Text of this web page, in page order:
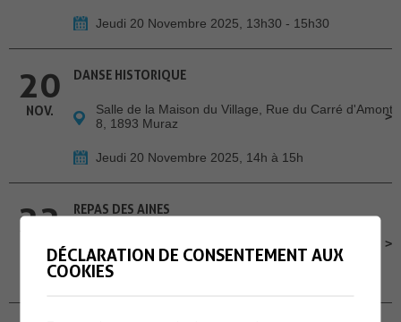
Jeudi 20 Novembre 2025, 13h30 - 15h30
20
NOV.
DANSE HISTORIQUE
Salle de la Maison du Village, Rue du Carré d'Amont
8, 1893 Muraz
Jeudi 20 Novembre 2025, 14h à 15h
22 REPAS DES AINES
Samedi 22 Novembre 2025, 11h
DÉCLARATION DE CONSENTEMENT AUX
COOKIES